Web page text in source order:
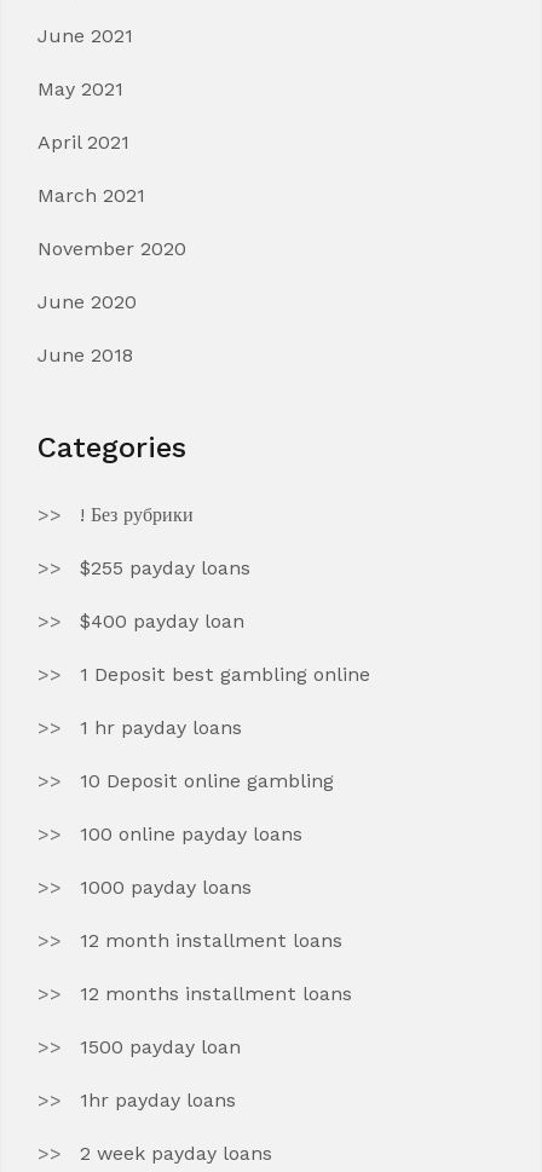
June 2021
May 2021
April 2021
March 2021
November 2020
June 2020
June 2018
Categories
! Без рубрики
$255 payday loans
$400 payday loan
1 Deposit best gambling online
1 hr payday loans
10 Deposit online gambling
100 online payday loans
1000 payday loans
12 month installment loans
12 months installment loans
1500 payday loan
1hr payday loans
2 week payday loans